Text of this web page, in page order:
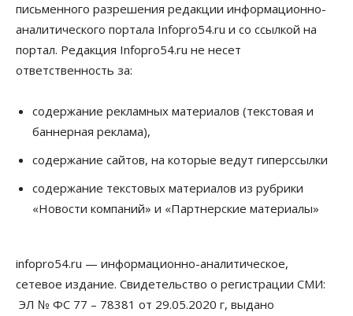
Право&Порядок ПроБизнес
Злоумышленники опять атакуют
новосибирские компании через электронную
почту
06 Августа 2026, 11:00
Общество
Медики готовятся к второму пику активности
клещей в Новосибирской области
Общество
Из-за жары в Европе оливковое масло
в Новосибирске может снова подорожать
Бизнес Недвижимость
Застройщики Новосибирска
доплатили налоги на сумму почти 700 млн рублей
06 Августа 2026, 08:00
письменного разрешения редакции информационно-
аналитического портала Infopro54.ru и со ссылкой на
портал. Редакция Infopro54.ru не несет
ответственность за:
содержание рекламных материалов (текстовая и
баннерная реклама),
содержание сайтов, на которые ведут гиперссылки
содержание текстовых материалов из рубрики
«Новости компаний» и «Партнерские материалы»
infopro54.ru — информационно-аналитическое,
сетевое издание. Свидетельство о регистрации СМИ:
ЭЛ № ФС 77 – 78381 от 29.05.2020 г, выдано